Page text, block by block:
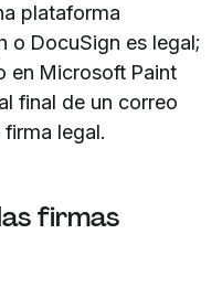
plataforma
o DocuSign es legal;
en Microsoft Paint
final de un correo
legal.
firmas